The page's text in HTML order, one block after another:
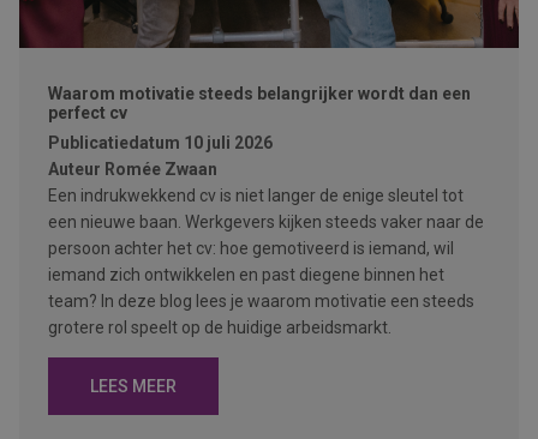
Waarom motivatie steeds belangrijker wordt dan een
perfect cv
Publicatiedatum 10 juli 2026
Auteur Romée Zwaan
Een indrukwekkend cv is niet langer de enige sleutel tot
een nieuwe baan. Werkgevers kijken steeds vaker naar de
persoon achter het cv: hoe gemotiveerd is iemand, wil
iemand zich ontwikkelen en past diegene binnen het
team? In deze blog lees je waarom motivatie een steeds
grotere rol speelt op de huidige arbeidsmarkt.
LEES MEER